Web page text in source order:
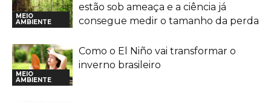
MEIO
AMBIENTE
estão sob ameaça e a ciência já
consegue medir o tamanho da perda
MEIO
AMBIENTE
Como o El Niño vai transformar o
inverno brasileiro